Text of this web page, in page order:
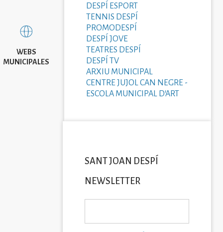
WEBS
MUNICIPALES
DESPÍ ESPORT
TENNIS DESPÍ
PROMODESPÍ
DESPÍ JOVE
TEATRES DESPÍ
DESPÍ TV
ARXIU MUNICIPAL
CENTRE JUJOL CAN NEGRE -
ESCOLA MUNICIPAL D'ART
SANT JOAN DESPÍ
NEWSLETTER